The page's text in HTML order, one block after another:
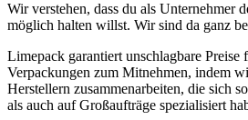
Wir verstehen, dass du als Unternehmer
möglich halten willst. Wir sind da ganz
Limepack garantiert unschlagbare
Verpackungen zum Mitnehmen, indem
Herstellern zusammenarbeiten, die sich
als auch auf Großaufträge spezialisiert